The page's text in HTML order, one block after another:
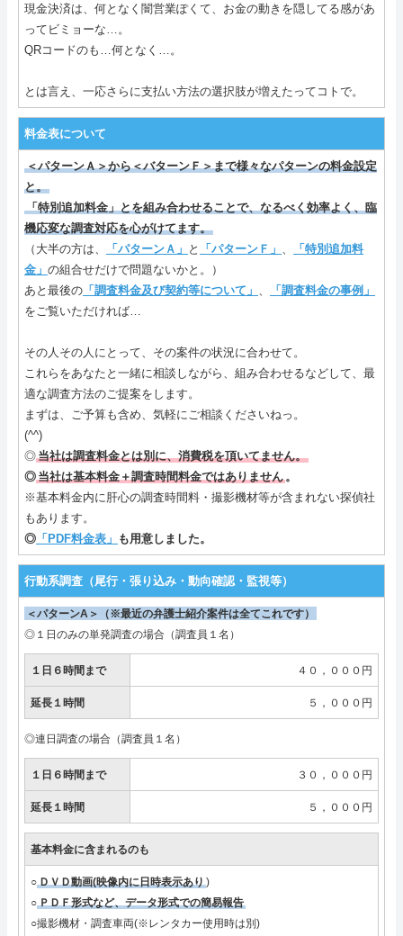
現金決済は、何となく闇営業ぽくて、お金の動きを隠してる感があ
ってビミョーな…。
QRコードのも…何となく…。
とは言え、一応さらに支払い方法の選択肢が増えたってコトで。
料金表について
＜パターンＡ＞から＜バターンＦ＞まで様々なパターンの料金設定
と。
「特別追加料金」とを組み合わせることで、なるべく効率よく、臨
機応変な調査対応を心がけてます。
（大半の方は、
「パターンＡ」 と 「パターンＦ」
「特別追加料
金」 の組合せだけで問題ないかと。）
あと最後の 「調査料金及び契約等について」
「調査料金の事例」
をご覧いただければ…
その人その人にとって、その案件の状況に合わせて。
これらをあなたと一緒に相談しながら、組み合わせるなどして、最
適な調査方法のご提案をします。
まずは、ご予算も含め、気軽にご相談くださいねっ。
(^^)
◎当社は調査料金とは別に、消費税を頂いてません。
◎ 当社は基本料金＋調査時間料金ではありません 。
※基本料金内に肝心の調査時間料・撮影機材等が含まれない探偵社
もあります。
◎ 「PDF料金表」 も用意しました。
行動系調査（尾行・張り込み・動向確認・監視等）
＜パターンA＞（※最近の弁護士紹介案件は全てこれです）
◎１日のみの単発調査の場合（調査員１名）
１日６時間まで ４０，０００円
延長１時間 ５，０００円
◎連日調査の場合（調査員１名）
１日６時間まで ３０，０００円
延長１時間 ５，０００円
基本料金に含まれるのも
○ＤＶＤ動画(映像内に日時表示あり)
○ＰＤＦ形式など、データ形式での簡易報告
○撮影機材・調査車両(※レンタカー使用時は別)